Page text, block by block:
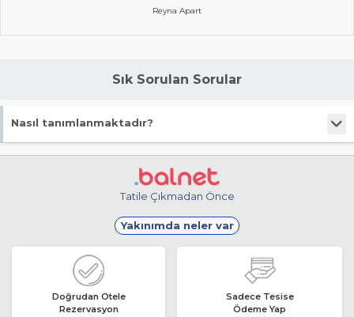
Reyna Apart
Sık Sorulan Sorular
Nasıl tanımlanmaktadır?
Tesis Pansiyon statüsündedir.
Tatile Çıkmadan Önce
Yakınımda neler var
Doğrudan Otele
Rezervasyon
Sadece Tesise
Ödeme Yap